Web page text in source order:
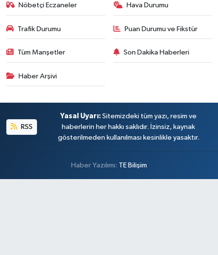
Nöbetçi Eczaneler Hava Durumu
Trafik Durumu Puan Durumu ve Fikstür
Tüm Manşetler Son Dakika Haberleri
Haber Arşivi
RSS
Yasal Uyarı: Sitemizdeki tüm yazı, resim ve
haberlerin her hakkı saklıdır. İzinsiz, kaynak
gösterilmeden kullanılması kesinlikle yasaktır.
Haber Yazılımı: TE Bilişim